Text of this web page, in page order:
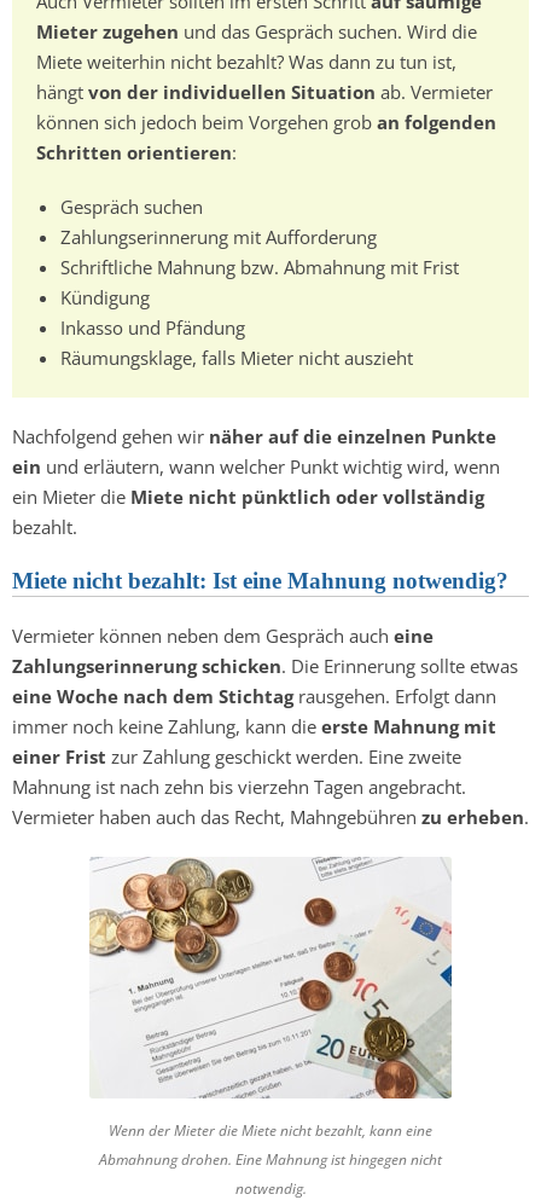
Mieter zugehen und das Gespräch suchen. Wird die
Miete weiterhin nicht bezahlt? Was dann zu tun ist,
hängt von der individuellen Situation ab. Vermieter
können sich jedoch beim Vorgehen grob an folgenden
Schritten orientieren:
Gespräch suchen
Zahlungserinnerung mit Aufforderung
Schriftliche Mahnung bzw. Abmahnung mit Frist
Kündigung
Inkasso und Pfändung
Räumungsklage, falls Mieter nicht auszieht
Nachfolgend gehen wir näher auf die einzelnen Punkte
ein und erläutern, wann welcher Punkt wichtig wird, wenn
ein Mieter die Miete nicht pünktlich oder vollständig
bezahlt.
Miete nicht bezahlt: Ist eine Mahnung notwendig?
Vermieter können neben dem Gespräch auch eine
Zahlungserinnerung schicken. Die Erinnerung sollte etwas
eine Woche nach dem Stichtagrausgehen. Erfolgt dann
immer noch keine Zahlung, kann die erste Mahnung mit
einer Frist zur Zahlung geschickt werden. Eine zweite
Mahnung ist nach zehn bis vierzehn Tagen angebracht.
Vermieter haben auch das Recht, Mahngebühren zu erheben.
Wenn der Mieter die Miete nicht bezahlt, kann eine
Abmahnung drohen. Eine Mahnung ist hingegen nicht
notwendig.